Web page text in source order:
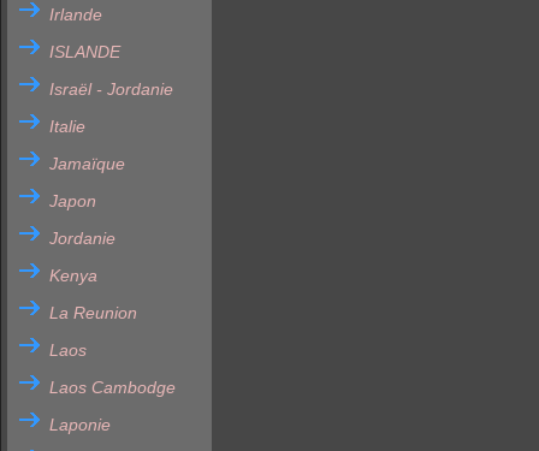
Irlande
ISLANDE
Israël - Jordanie
Italie
Jamaïque
Japon
Jordanie
Kenya
La Reunion
Laos
Laos Cambodge
Laponie